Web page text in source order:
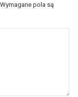
Wymagane pola są